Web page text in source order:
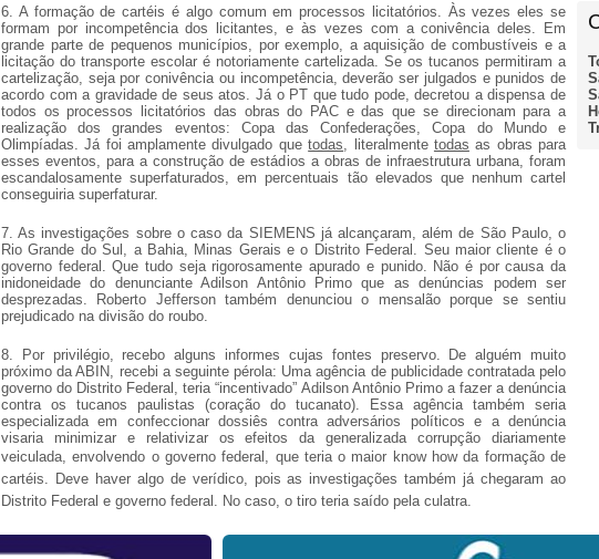
6. A formação de cartéis é algo comum em processos licitatórios. Às vezes eles se
formam por incompetência dos licitantes, e às vezes com a conivência deles. Em
grande parte de pequenos municípios, por exemplo, a aquisição de combustíveis e a
licitação do transporte escolar é notoriamente cartelizada. Se os tucanos permitiram a
cartelização, seja por conivência ou incompetência, deverão ser julgados e punidos de
acordo com a gravidade de seus atos. Já o PT que tudo pode, decretou a dispensa de
todos os processos licitatórios das obras do PAC e das que se direcionam para a
realização dos grandes eventos: Copa das Confederações, Copa do Mundo e
Olimpíadas. Já foi amplamente divulgado quetodas, literalmente todas as obras para
esses eventos, para a construção de estádios a obras de infraestrutura urbana, foram
escandalosamente superfaturados, em percentuais tão elevados que nenhum cartel
conseguiria superfaturar.
7.As investigações sobre o caso da SIEMENS já alcançaram, além de São Paulo, o
Rio Grande do Sul, a Bahia, Minas Gerais e o Distrito Federal. Seu maior cliente é o
governo federal. Que tudo seja rigorosamente apurado e punido. Não é por causa da
inidoneidade do denunciante Adilson Antônio Primo que as denúncias podem ser
desprezadas. Roberto Jefferson também denunciou o mensalão porque se sentiu
prejudicado na divisão do roubo.
8.
Por privilégio, recebo alguns informes cujas fontes preservo. De alguém muito
próximo da ABIN, recebi a seguinte pérola: Uma agência de publicidade contratada pelo
governo do Distrito Federal, teria “incentivado” Adilson Antônio Primo a fazer a denúncia
contra os tucanos paulistas (coração do tucanato). Essa agência também seria
especializada em confeccionar dossiês contra adversários políticos e a denúncia
visaria minimizar e relativizar os efeitos da generalizada corrupção diariamente
veiculada, envolvendo o governo federal, que teria o maior know how da formação de
cartéis. Deve haver algo de verídico, pois as investigações também já chegaram ao
Distrito Federal e governo federal. No caso, o tiro teria saído pela culatra.